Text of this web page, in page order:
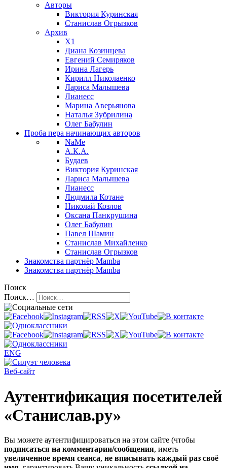
Авторы
Виктория Куринская
Станислав Огрызков
Архив
X1
Диана Козинцева
Евгений Семиряков
Ирина Лагерь
Кирилл Николаенко
Лариса Малышева
Лианесс
Марина Аверьянова
Наталья Зубрилина
Олег Бабулин
Проба пера начинающих авторов
NaMe
А.К.А.
Будаев
Виктория Куринская
Лариса Малышева
Лианесс
Людмила Котане
Николай Козлов
Оксана Панкрушина
Олег Бабулин
Павел Шамин
Станислав Михайленко
Станислав Огрызков
Знакомства партнёр Mamba
Знакомства партнёр Mamba
Поиск
Поиск…
ENG
Веб-сайт
Аутентификация посетителей
«Станислав.ру»
Вы можете аутентифицироваться на этом сайте (чтобы
подписаться на комментарии/сообщения, иметь
увеличенное время сеанса, не вписывать каждый раз своё